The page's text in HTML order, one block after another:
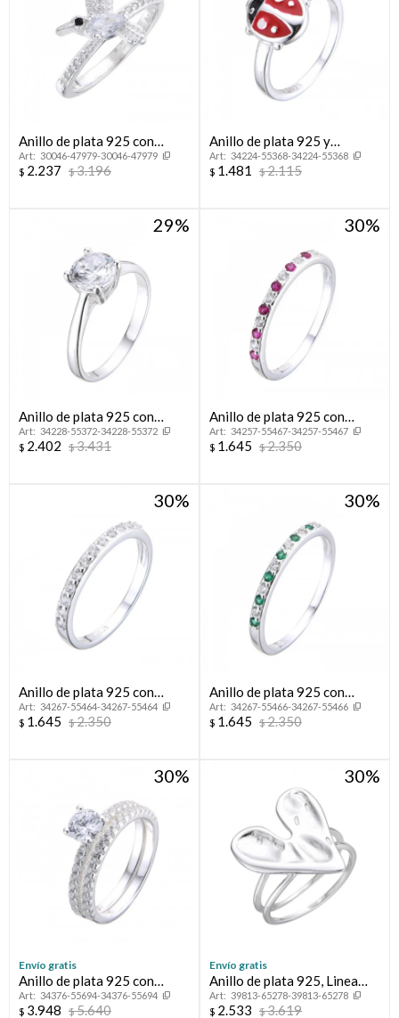
Anillo de plata 925 con
circonias, COLIBRI.
30046-47979-30046-47979
$ 2.237 $3.196
Anillo de plata 925 y
esmalte, MARIQUITA.
34224-55368-34224-55368
$ 1.481 $2.115
29
Anillo de plata 925 con
circonia, SOLITARIO.
34228-55372-34228-55372
$ 2.402 $3.431
30
Anillo de plata 925 con
circonias, MEDIO SIN FIN.
34257-55467-34257-55467
$ 1.645 $2.350
30
Anillo de plata 925 con
circonias, MEDIO SIN FiN.
34267-55464-34267-55464
$ 1.645 $2.350
30
Anillo de plata 925 con
circonias, MEDIO SIN FIN.
34267-55466-34267-55466
$ 1.645 $2.350
30
Envío gratis
Anillo de plata 925 con
circonias, PROMESA.
34376-55694-34376-55694
$ 3.948 $5.640
30
Envío gratis
Anillo de plata 925, Linea
FLORESSER.
39813-65278-39813-65278
$ 2.533 $3.619